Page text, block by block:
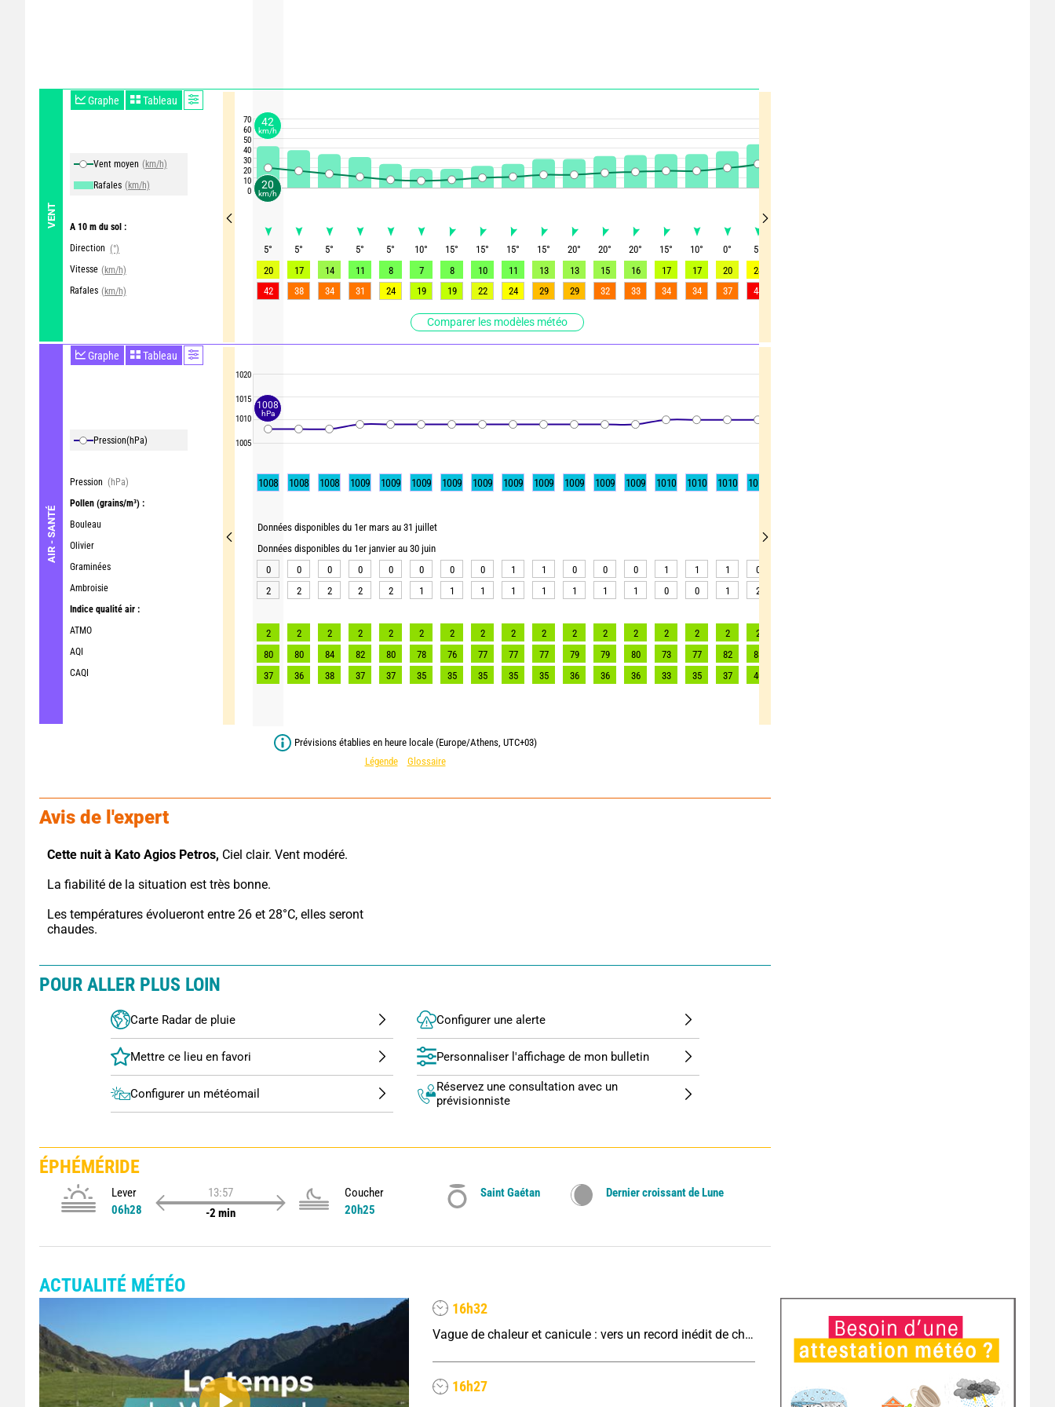
VENT
Graphe Tableau
Vent moyen (km/h)
Rafales (km/h)
A 10 m du sol :
Direction (°)
Vitesse (km/h)
Rafales (km/h)
Comparer les modèles météo
AIR - SANTÉ
Graphe Tableau
Pression(hPa)
Pression (hPa)
Pollen (grains/m³) :
Bouleau
Olivier
Graminées
Ambroisie
Indice qualité air :
ATMO
AQI
CAQI
70
60
50
40
30
20
10
0
1020
1015
1010
1005
5° 5° 5° 5° 5° 10° 15° 15° 15° 15° 20° 20° 20° 15° 10° 0° 5°
20
17 14 11 8 7 8 10 11 13 13 15 16 17 17 20 24
42
38 34 31 24 19 19 22 24 29 29 32 33 34 34 37 44
1008 1008 1008 1009 1009 1009 1009 1009 1009 1009 1009 1009 1009 1010 1010 1010 1010
Données disponibles du 1er mars au 31 juillet
Données disponibles du 1er janvier au 30 juin
0
0 0 0 0 0 0 0 1 1 0 0 0 1 1 1 0
2
2 2 2 2 1 1 1 1 1 1 1 1 0 0 1 2
2 2 2 2 2 2 2 2 2 2 2 2 2 2 2 2 2
80
80 84 82 80 78 76 77 77 77 79 79 80 73 77 82 88
37
36 38 37 37 35 35 35 35 35 36 36 36 33 35 37 40
Prévisions établies en heure locale (Europe/Athens, UTC+03)
Légende
Glossaire
Avis de l'expert
Cette nuit à Kato Agios Petros, Ciel clair. Vent modéré.
La fiabilité de la situation est très bonne.
Les températures évolueront entre 26 et 28°C, elles seront
chaudes.
POUR ALLER PLUS LOIN
Carte Radar de pluie
Configurer un météomail
Configurer une alerte
Personnaliser l'affichage de mon bulletin
Réservez une consultation avec un
prévisionniste
ÉPHÉMÉRIDE
Lever
06h28
13:57
-2 min
Coucher
20h25
Saint Gaétan Dernier croissant de Lune
ACTUALITÉ MÉTÉO
16h32
Vague de chaleur et canicule : vers un record inédit de chaleur durable en France
16h27
20
km/h
42
km/h
1008
hPa